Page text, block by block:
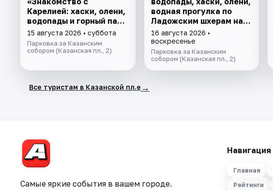
Карелией: хаски, олени,
водопады и горный парк
"Рускеала»
15 августа 2026 • суббота
Парковка за Казанским
собором (Казанская пл., 2)
водная прогулка по
Ладожским шхерам на
катере, знакомство с
лютеранской кирхой.
16 августа 2026 •
воскресенье
Парковка за Казанским
собором (Казанская пл., 2)
Все туристам в Казанской пл.е →
Самые яркие события в вашем городе.
Навигация
Главная
Рейтинги